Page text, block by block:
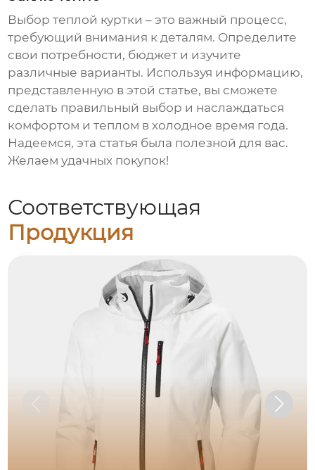
Выбортеплой куртки – это важный процесс,
требующий внимания к деталям. Определите
свои потребности, бюджет и изучите
различные варианты. Используя информацию,
представленную в этой статье, вы сможете
сделать правильный выбор и наслаждаться
комфортом и теплом в холодное время года.
Надеемся, эта статья была полезной для вас.
Желаем удачных покупок!
Соответствующая
Продукция